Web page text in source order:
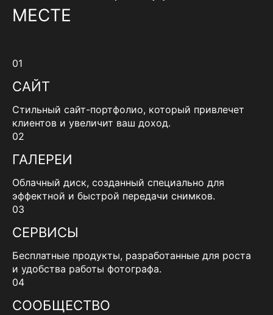
МЕСТЕ
01
САЙТ
Стильный сайт-портфолио, который привлечет
клиентов и увеличит ваш доход.
02
ГАЛЕРЕИ
Облачный диск, созданный специально для
эффектной и быстрой передачи снимков.
03
СЕРВИСЫ
Бесплатные продукты, разработанные для роста
и удобства работы фотографа.
04
СООБЩЕСТВО